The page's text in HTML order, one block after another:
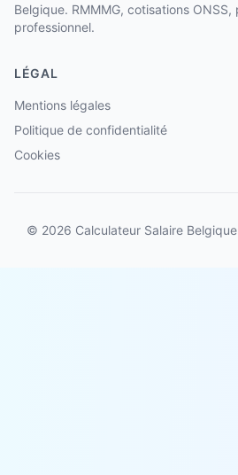
Belgique. RMMMG, cotisations
professionnel.
LÉGAL
Mentions légales
Politique de confidentialité
Cookies
© 2026 Calculateur Salaire